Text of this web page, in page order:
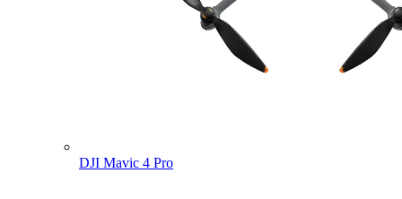
DJI Mavic 4 Pro